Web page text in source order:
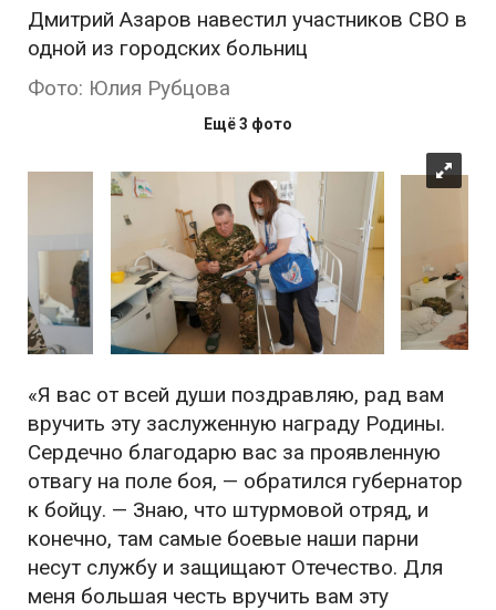
Дмитрий Азаров навестил участников СВО в
одной из городских больниц
Фото: Юлия Рубцова
Ещё 3 фото
«Я вас от всей души поздравляю, рад вам
вручить эту заслуженную награду Родины.
Сердечно благодарю вас за проявленную
отвагу на поле боя, — обратился губернатор
к бойцу. — Знаю, что штурмовой отряд, и
конечно, там самые боевые наши парни
несут службу и защищают Отечество. Для
меня большая честь вручить вам эту